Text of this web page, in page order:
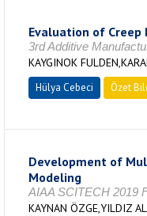
Evaluation of Creep
3rd Additive
KAYGINOK
Hülya Cebeci Özet
Development of
Modeling
AIAA SCITECH 2019
KAYNAN ÖZGE,YILDIZ